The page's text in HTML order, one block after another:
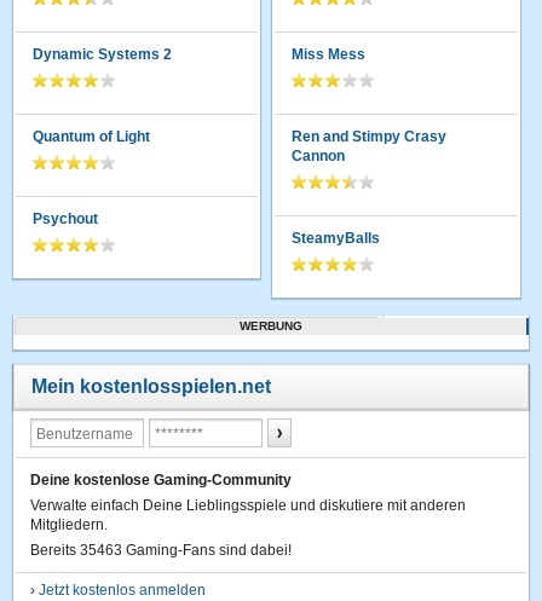
Dynamic Systems 2
Quantum of Light
Psychout
Miss Mess
Ren and Stimpy Crasy
Cannon
SteamyBalls
WERBUNG
Mein kostenlosspielen.net
Deine kostenlose Gaming-Community
Verwalte einfach Deine Lieblingsspiele und diskutiere mit anderen
Mitgliedern.
Bereits 35463 Gaming-Fans sind dabei!
›Jetzt kostenlos anmelden